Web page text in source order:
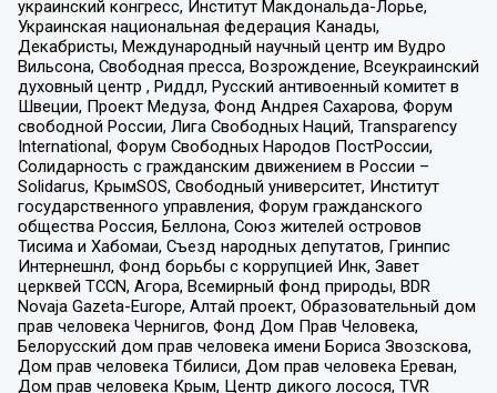
украинский конгресс, Институт Макдональда-Лорье,
Украинская национальная федерация Канады,
Декабристы, Международный научный центр им Вудро
Вильсона, Свободная пресса, Возрождение, Всеукраинский
духовный центр , Риддл, Русский антивоенный комитет в
Швеции, Проект Медуза, Фонд Андрея Сахарова, Форум
свободной России, Лига Свободных Наций, Transparеncy
International, Форум Свободных Народов ПостРоссии,
Солидарность с гражданским движением в России –
Solidarus, КрымSOS, Свободный университет, Институт
государственного управления, Форум гражданского
общества Россия, Беллона, Союз жителей островов
Тисима и Хабомаи, Съезд народных депутатов, Гринпис
Интернешнл, Фонд борьбы с коррупцией Инк, Завет
церквей TCCN, Агора, Всемирный фонд природы, BDR
Novaja Gazeta-Europe, Алтай проект, Образовательный дом
прав человека Чернигов, Фонд Дом Прав Человека,
Белорусский дом прав человека имени Бориса Звозскова,
Дом прав человека Тбилиси, Дом прав человека Ереван,
Дом прав человека Крым, Центр дикого лосося, TVR